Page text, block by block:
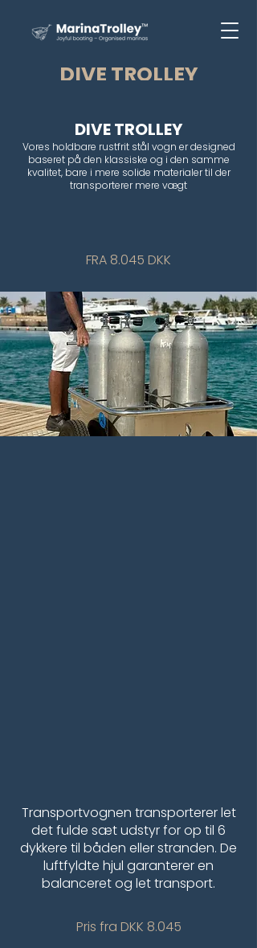
DIVE TROLLEY
DIVE TROLLEY
Vores holdbare rustfrit stål vogn er designed
baseret på den klassiske og i den samme
kvalitet, bare i mere solide materialer til der
transporterer mere vægt
FRA 8.045 DKK
Transportvognen transporterer let
det fulde sæt udstyr for op til 6
dykkere til båden eller stranden. De
luftfyldte hjul garanterer en
balanceret og let transport.
Pris fra DKK 8.045